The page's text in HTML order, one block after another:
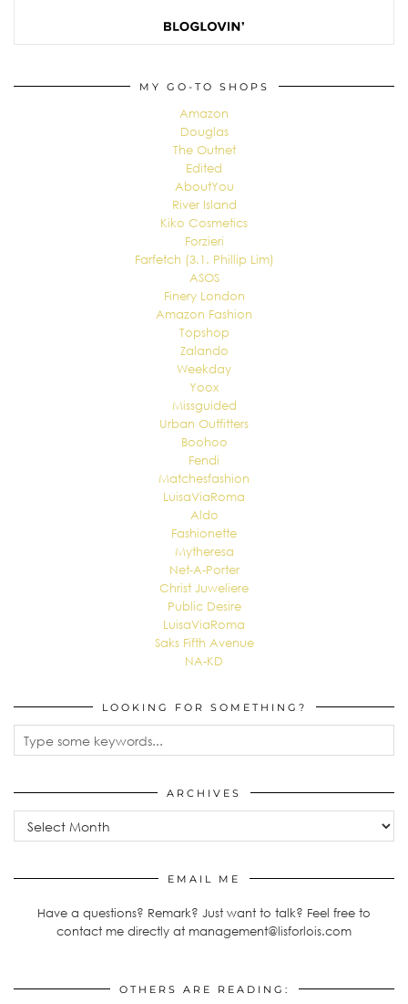
MY GO-TO SHOPS
Amazon
Douglas
The Outnet
Edited
AboutYou
River Island
Kiko Cosmetics
Forzieri
Farfetch (3.1. Phillip Lim)
ASOS
Finery London
Amazon Fashion
Topshop
Zalando
Weekday
Yoox
Missguided
Urban Outfitters
Boohoo
Fendi
Matchesfashion
LuisaViaRoma
Aldo
Fashionette
Mytheresa
Net-A-Porter
Christ Juweliere
Public Desire
LuisaViaRoma
Saks Fifth Avenue
NA-KD
LOOKING FOR SOMETHING?
ARCHIVES
EMAIL ME
Have a questions? Remark? Just want to talk? Feel free to
contact me directly at management@lisforlois.com
OTHERS ARE READING: